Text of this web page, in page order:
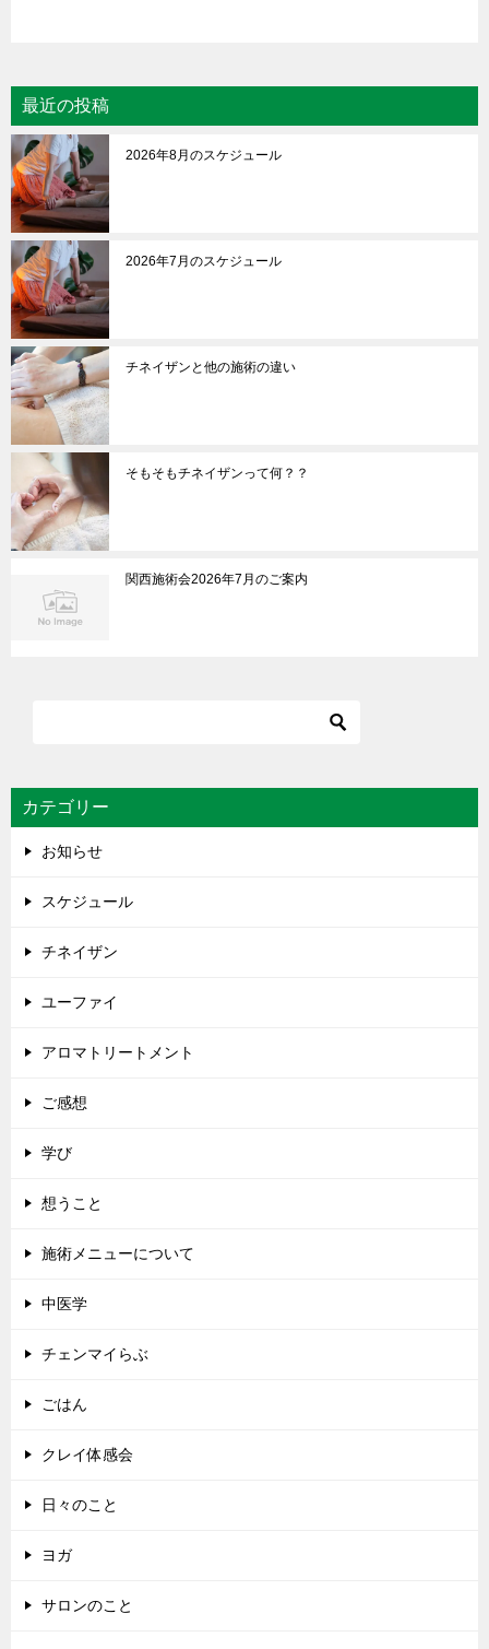
最近の投稿
2026年8月のスケジュール
2026年7月のスケジュール
チネイザンと他の施術の違い
そもそもチネイザンって何？？
関西施術会2026年7月のご案内
カテゴリー
お知らせ
スケジュール
チネイザン
ユーファイ
アロマトリートメント
ご感想
学び
想うこと
施術メニューについて
中医学
チェンマイらぶ
ごはん
クレイ体感会
日々のこと
ヨガ
サロンのこと